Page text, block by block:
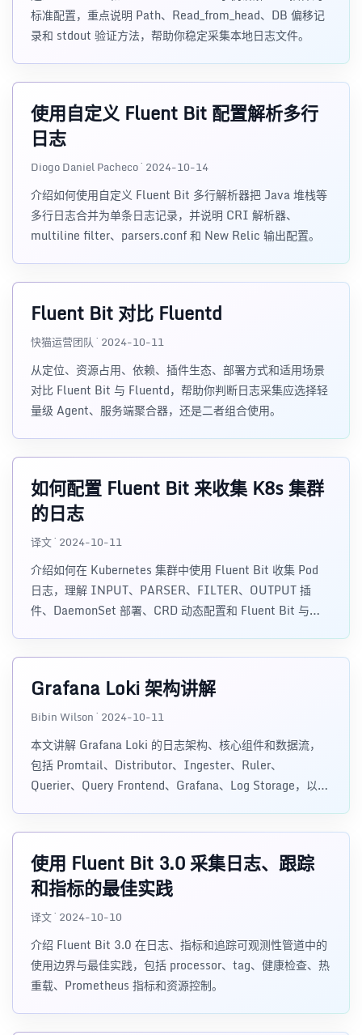
标准配置，重点说明 Path、Read_from_head、DB 偏移记
录和 stdout 验证方法，帮助你稳定采集本地日志文件。
使用自定义 Fluent Bit 配置解析多行
日志
Diogo Daniel Pacheco · 2024-10-14
介绍如何使用自定义 Fluent Bit 多行解析器把 Java 堆栈等
多行日志合并为单条日志记录，并说明 CRI 解析器、
multiline filter、parsers.conf 和 New Relic 输出配置。
Fluent Bit 对比 Fluentd
快猫运营团队 · 2024-10-11
从定位、资源占用、依赖、插件生态、部署方式和适用场景
对比 Fluent Bit 与 Fluentd，帮助你判断日志采集应选择轻
量级 Agent、服务端聚合器，还是二者组合使用。
如何配置 Fluent Bit 来收集 K8s 集群
的日志
译文 · 2024-10-11
介绍如何在 Kubernetes 集群中使用 Fluent Bit 收集 Pod
日志，理解 INPUT、PARSER、FILTER、OUTPUT 插
件、DaemonSet 部署、CRD 动态配置和 Fluent Bit 与
Grafana Loki 架构讲解
Bibin Wilson · 2024-10-11
本文讲解 Grafana Loki 的日志架构、核心组件和数据流，
包括 Promtail、Distributor、Ingester、Ruler、
Querier、Query Frontend、Grafana、Log Storage，以及
使用 Fluent Bit 3.0 采集日志、跟踪
和指标的最佳实践
译文 · 2024-10-10
介绍 Fluent Bit 3.0 在日志、指标和追踪可观测性管道中的
使用边界与最佳实践，包括 processor、tag、健康检查、热
重载、Prometheus 指标和资源控制。